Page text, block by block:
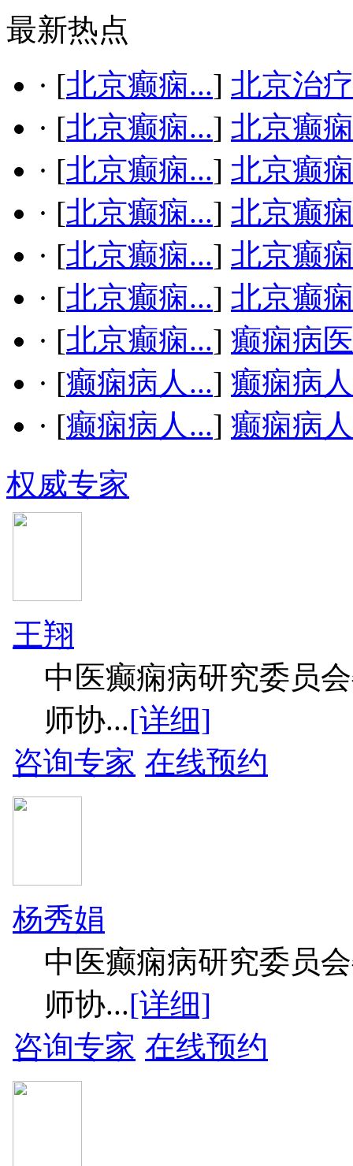
最新热点
· [北京癫痫...] 北京治
· [北京癫痫...] 北京癫
· [北京癫痫...] 北京癫
· [北京癫痫...] 北京癫
· [北京癫痫...] 北京癫
· [北京癫痫...] 北京癫
· [北京癫痫...] 癫痫病
· [癫痫病人...] 癫痫病
· [癫痫病人...] 癫痫病
权威专家
王翔
中医癫痫病研究委员
师协...[详细]
咨询专家 在线预约
杨秀娟
中医癫痫病研究委员
师协...[详细]
咨询专家 在线预约